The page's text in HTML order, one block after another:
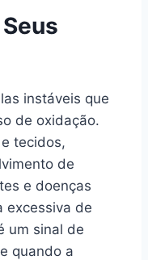
instáveis que
de oxidação.
tecidos,
de
e doenças
excessiva de
um sinal de
quando a